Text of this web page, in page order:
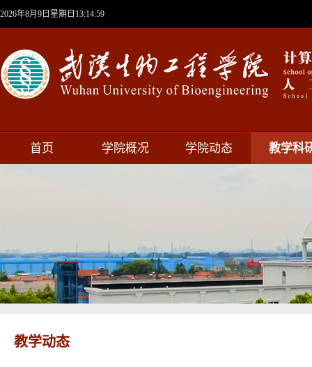
2026年8月9日星期日13:15:00
首页 学院概况 学院动态 教学科
教学动态